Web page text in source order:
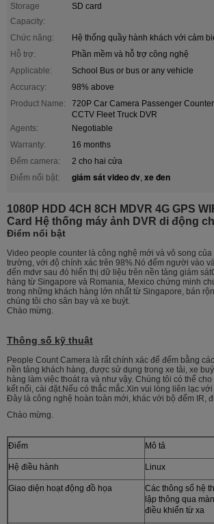
Storage
Capacity:
SD card
Chức năng:
Hệ thống quầy hành khách với cảm
Hỗ trợ:
Phần mềm và hỗ trợ công nghệ
Applicable:
School Bus or bus or any vehicle
Accuracy:
98% above
Product Name:
720P Car Camera Passenger
CCTV Fleet Truck DVR
Agents:
Negotiable
Warranty:
16 months
Đếm camera:
2 cho hai cửa
Điểm nổi bật:
giám sát video dv, xe đen
1080P HDD 4CH 8CH MDVR 4G GPS
Card Hệ thống máy ảnh DVR di động
Điểm nổi bật
Video people counter là công nghệ mới và vô song của
trường, với độ chính xác trên 98%.Nó đếm người vào
đến mdvr sau đó hiển thị dữ liệu trên nền tảng giám
hàng từ Singapore và Romania, Mexico chứng minh
trong những khách hàng lớn nhất từ Singapore, bán
chúng tôi cho sân bay và xe buýt.
Chào mừng.
Thông số kỹ thuật
People Count Camera là rất chính xác để đếm bằng
nền tảng khách hàng, được sử dụng trong xe tải, xe
hàng làm việc thoát ra và như vậy. Chúng tôi có thể
kết nối, cài đặt.Nếu có thắc mắc.Xin vui lòng liên lạc
Đây là công nghệ hoàn toàn mới, khác với bộ đếm IR,
Chào mừng.
Điểm Mô tả
Hệ điều hành Linux
Giao diện hoạt động đồ họa
Các thông số hệ
lập thông qua
điều khiển từ xa